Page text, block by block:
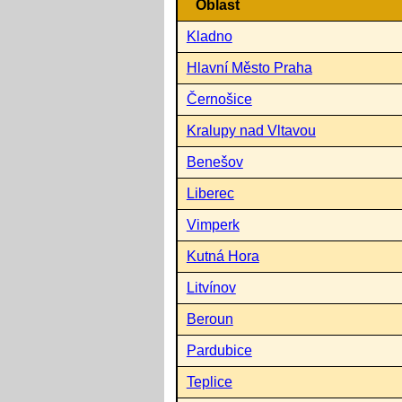
Oblast
Kladno
Hlavní Město Praha
Černošice
Kralupy nad Vltavou
Benešov
Liberec
Vimperk
Kutná Hora
Litvínov
Beroun
Pardubice
Teplice